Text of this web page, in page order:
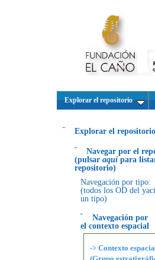
Explorar el repositorio
Explorar el repositorio
Navegar por el
(pulsar aquí para
repositorio)
Navegación por tipo:
(todos los OD del
un tipo)
Navegación por
el contexto espacial
-> Contexto